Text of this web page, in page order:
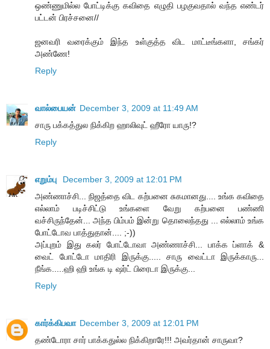
ஒண்ணுமில்ல போட்டிக்கு கவிதை எழுதி பழகுவதால் வந்த எண்டர்
பட்டன் பிரச்சனை//
ஜனவரி வரைக்கும் இந்த உள்குத்த விட மாட்டீங்களா, சங்கர்
அண்ணே!
Reply
வால்பையன் December 3, 2009 at 11:49 AM
சாரு பக்கத்துல நிக்கிற ஹாலிவுட் ஹீரோ யாரு!?
Reply
எறும்பு
December 3, 2009 at 12:01 PM
அண்ணாச்சி... நிஜத்தை விட கற்பனை சுகமானது.... உங்க கவிதை
எல்லாம் படிச்சிட்டு உங்களை வேறு கற்பனை பண்ணி
வச்சிருந்தேன்... அந்த பிம்பம் இன்று தொலைந்தது ... எல்லாம் உங்க
போட்டோவ பாத்துதான்.... ;-))
அப்புறம் இது கலர் போட்டோவா அண்ணாச்சி... பாக்க ப்ளாக் &
வைட் போட்டோ மாதிரி இருக்கு..... சாரு வைட்டா இருக்காரு...
நீங்க.....ஹி ஹி உங்க டி ஷர்ட் பிரைடா இருக்கு...
Reply
கார்க்கிபவா December 3, 2009 at 12:01 PM
தண்டோரா சார் பாக்கதுல்ல நிக்கிறாரே!!! அவர்தான் சாருவா?